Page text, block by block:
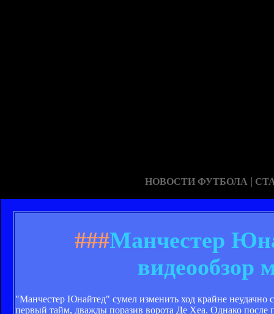
НОВОСТИ ФУТБОЛА |
###Манчестер
видеообзор
"Манчестер Юнайтед" сумел изменить ход крайне
первый тайм, дважды поразив ворота Де Хеа. Однако